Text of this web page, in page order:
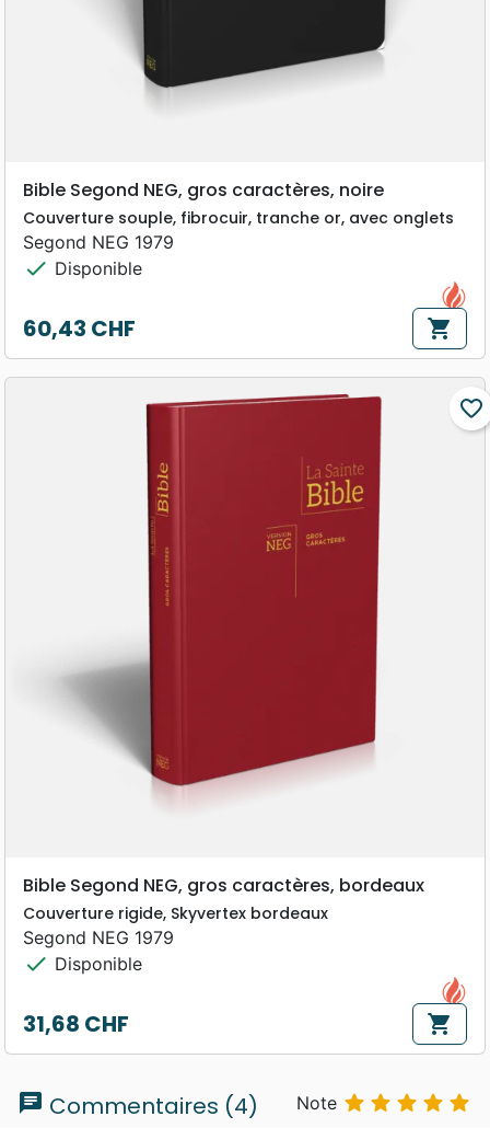
Bible Segond NEG, gros caractères, noire
Couverture souple, fibrocuir, tranche or, avec onglets
Segond NEG 1979
check Disponible
Prix
60,43 CHF shopping_cart
favorite_border
Bible Segond NEG, gros caractères, bordeaux
Couverture rigide, Skyvertex bordeaux
Segond NEG 1979
check Disponible
Prix
31,68 CHF shopping_cart
chat Commentaires (4) Note     